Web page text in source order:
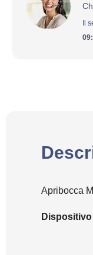
Il
Apribocca